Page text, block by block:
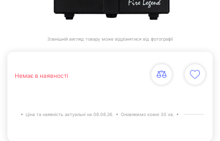
Зовнішній вигляд товару може відрізнятися від фотографії
Немає в наявності
Ціна та наявність актуальні на 08.08.26. Оновлюємо кожні 30 хв.